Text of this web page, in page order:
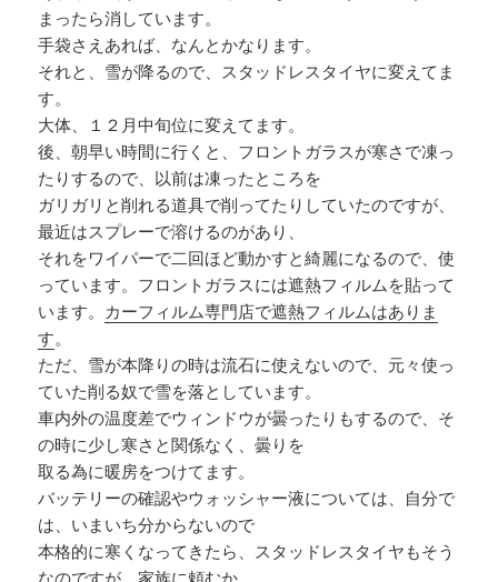
まったら消しています。
手袋さえあれば、なんとかなります。
それと、雪が降るので、スタッドレスタイヤに変えてま
す。
大体、１２月中旬位に変えてます。
後、朝早い時間に行くと、フロントガラスが寒さで凍っ
たりするので、以前は凍ったところを
ガリガリと削れる道具で削ってたりしていたのですが、
最近はスプレーで溶けるのがあり、
それをワイパーで二回ほど動かすと綺麗になるので、使
っています。フロントガラスには遮熱フィルムを貼って
います。 カーフィルム専門店で遮熱フィルムはありま
す。
ただ、雪が本降りの時は流石に使えないので、元々使っ
ていた削る奴で雪を落としています。
車内外の温度差でウィンドウが曇ったりもするので、そ
の時に少し寒さと関係なく、曇りを
取る為に暖房をつけてます。
バッテリーの確認やウォッシャー液については、自分で
は、いまいち分からないので
本格的に寒くなってきたら、スタッドレスタイヤもそう